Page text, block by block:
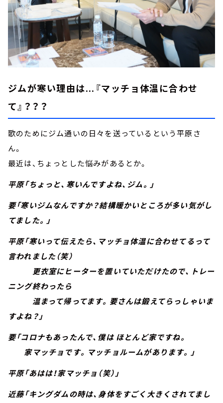
ジムが寒い理由は...『マッチョ体温に合わせ
て』？？？
歌のためにジム通いの日々を送っているという平原さ
ん。
最近は、ちょっとした悩みがあるとか。
平原「ちょっと、寒いんですよね、ジム。」
要「寒いジムなんですか？結構暖かいところが多い気がし
てました。」
平原「寒いって伝えたら、マッチョ体温に合わせてるって
言われました（笑）
更衣室にヒーターを置いていただけたので、トレー
ニング終わったら
温まって帰ってます。要さんは鍛えてらっしゃいま
すよね？」
要「コロナもあったんで、僕は ほとんど家ですね。
家マッチョです。マッチョルームがあります。」
平原「あはは！家マッチョ（笑）」
近藤「キングダムの時は、身体をすごく大きくされてまし